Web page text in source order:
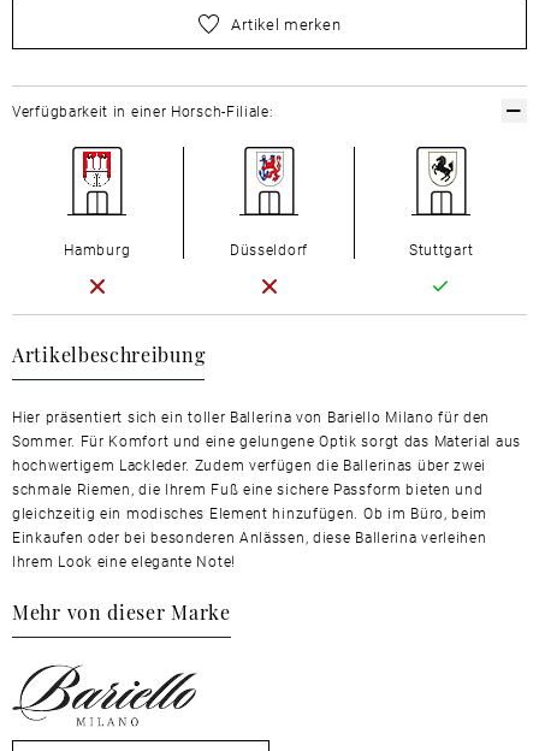
wählen Sie zuerst Ihre Größe aus
Artikel merken
Artikelbeschreibung
Hier präsentiert sich ein toller Ballerina von Bariello Milano für den
Sommer. Für Komfort und eine gelungene Optik sorgt das Material aus
hochwertigem Lackleder. Zudem verfügen die Ballerinas über zwei
schmale Riemen, die Ihrem Fuß eine sichere Passform bieten und
gleichzeitig ein modisches Element hinzufügen. Ob im Büro, beim
Einkaufen oder bei besonderen Anlässen, diese Ballerina verleihen
Ihrem Look eine elegante Note!
Mehr von dieser Marke
Verfügbarkeit in einer Horsch-Filiale:
Hamburg Düsseldorf Stuttgart